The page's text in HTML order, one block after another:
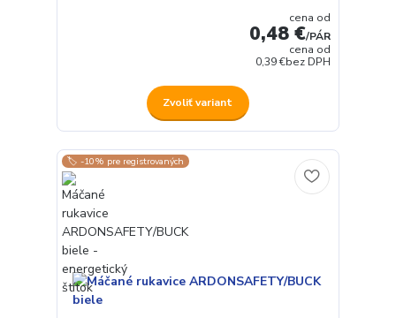
cena od
0,48 €/PÁR
cena od
0,39 €bez DPH
Zvoliť variant
🏷️ -10% pre registrovaných